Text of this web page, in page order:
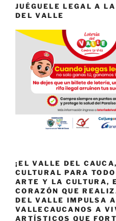
JUÉGUELE LEGAL A
DEL VALLE
¡EL VALLE DEL
CULTURAL PARA
ARTE Y LA CULTURA,
CORAZÓN QUE
DEL VALLE IMPULSA A
VALLECAUCANOS A
ARTÍSTICOS QUE